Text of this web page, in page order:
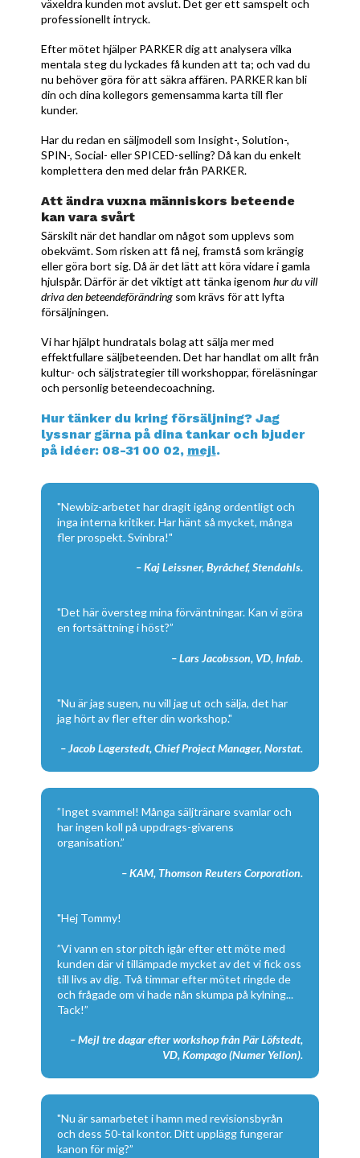
växeldra kunden mot avslut. Det ger ett samspelt och
professionellt intryck.
Efter mötet hjälper PARKER dig att analysera vilka
mentala steg du lyckades få kunden att ta; och vad du
nu behöver göra för att säkra affären. PARKER kan bli
din och dina kollegors gemensamma karta till fler
kunder.
Har du redan en säljmodell som Insight-, Solution-,
SPIN-, Social- eller SPICED-selling? Då kan du enkelt
komplettera den med delar från PARKER.
Att ändra vuxna människors beteende
kan vara svårt
Särskilt när det handlar om något som upplevs som
obekvämt. Som risken att få nej, framstå som krängig
eller göra bort sig. Då är det lätt att köra vidare i gamla
hjulspår. Därför är det viktigt att tänka igenom hur du vill
driva den beteendeförändringsom krävs för att lyfta
försäljningen.
Vi har hjälpt hundratals bolag att sälja mer med
effektfullare säljbeteenden. Det har handlat om allt från
kultur- och säljstrategier till workshoppar, föreläsningar
och personlig beteendecoachning.
Hur tänker du kring försäljning? Jag
lyssnar gärna på dina tankar och bjuder
på idéer: 08-31 00 02, mejl.
"Newbiz-arbetet har dragit igång ordentligt och
inga interna kritiker. Har hänt så mycket, många
fler prospekt. Svinbra!"
– Kaj Leissner, Byråchef, Stendahls.
"Det här översteg mina förväntningar. Kan vi göra
en fortsättning i höst?”
– Lars Jacobsson, VD, Infab.
"Nu är jag sugen, nu vill jag ut och sälja, det har
jag hört av fler efter din workshop."
– Jacob Lagerstedt, Chief Project Manager, Norstat.
”Inget svammel! Många säljtränare svamlar och
har ingen koll på uppdrags-givarens
organisation.”
– KAM, Thomson Reuters Corporation.
"Hej Tommy!
”Vi vann en stor pitch igår efter ett möte med
kunden där vi tillämpade mycket av det vi fick oss
till livs av dig. Två timmar efter mötet ringde de
och frågade om vi hade nån skumpa på kylning...
Tack!”
– Mejl tre dagar efter workshop från Pär Löfstedt,
VD, Kompago (Numer Yellon).
"Nu är samarbetet i hamn med revisionsbyrån
och dess 50-tal kontor. Ditt upplägg fungerar
kanon för mig?”